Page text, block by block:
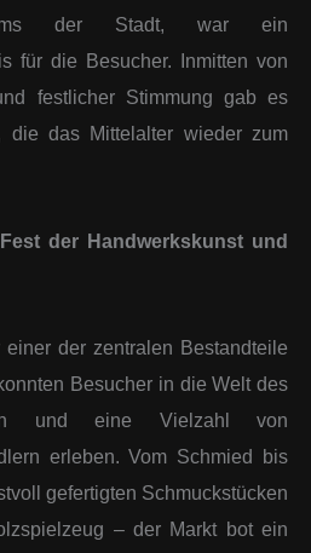
der Stadt, war ein
für die Besucher. Inmitten von
festlicher Stimmung gab es
die das Mittelalter wieder zum
der Handwerkskunst und
einer der zentralen Bestandteile
Besucher in die Welt des
und eine Vielzahl von
erleben. Vom Schmied bis
gefertigten Schmuckstücken
– der Markt bot ein